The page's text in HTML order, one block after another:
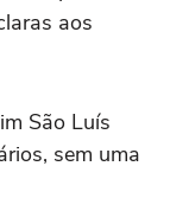
aos
São Luís
sem uma